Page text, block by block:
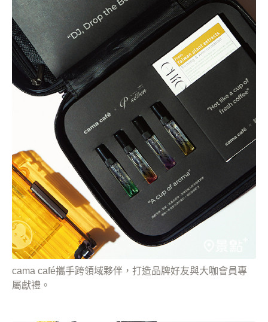
cama café攜手跨領域夥伴，打造品牌好友與大咖會員專
屬獻禮。